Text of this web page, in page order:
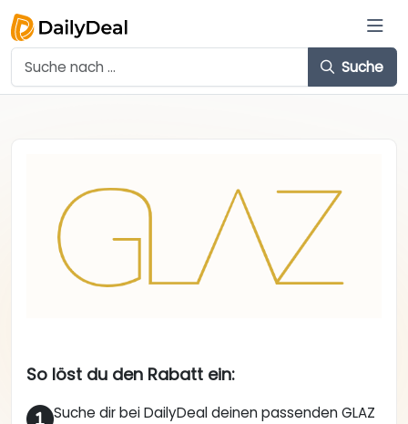
Suche
So löst du den Rabatt ein:
Suche dir bei DailyDeal deinen passenden GLAZ